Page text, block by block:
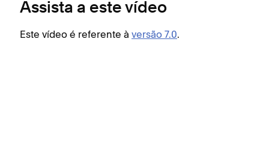
Assista a este vídeo
Este vídeo é referente à versão 7.0.